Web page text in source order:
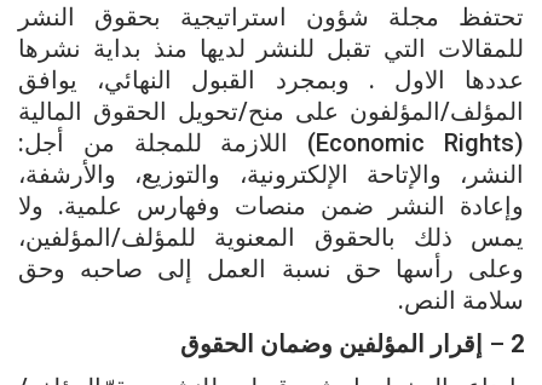
تحتفظ مجلة شؤون استراتيجية بحقوق النشر
للمقالات التي تقبل للنشر لديها منذ بداية نشرها
عددها الاول . وبمجرد القبول النهائي، يوافق
المؤلف/المؤلفون على منح/تحويل الحقوق المالية
(Economic Rights) اللازمة للمجلة من أجل:
النشر، والإتاحة الإلكترونية، والتوزيع، والأرشفة،
وإعادة النشر ضمن منصات وفهارس علمية. ولا
يمس ذلك بالحقوق المعنوية للمؤلف/المؤلفين،
وعلى رأسها حق نسبة العمل إلى صاحبه وحق
سلامة النص.
2
– إقرار المؤلفين وضمان الحقوق